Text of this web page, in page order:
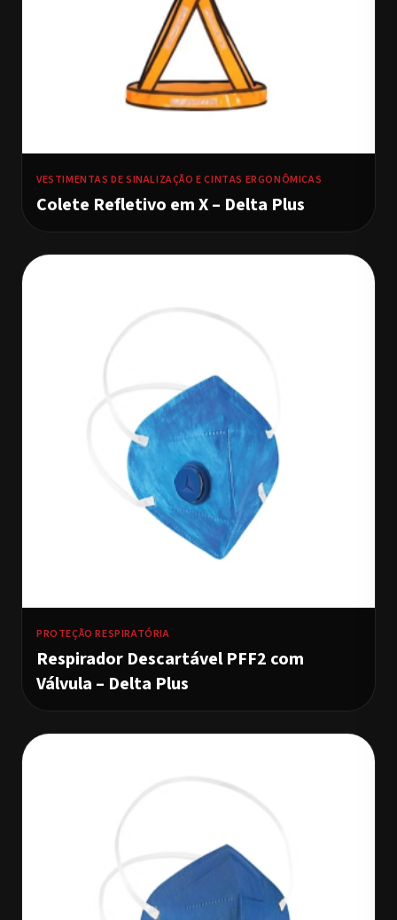
VESTIMENTAS DE SINALIZAÇÃO E CINTAS ERGONÔMICAS
Colete Refletivo em X – Delta Plus
PROTEÇÃO RESPIRATÓRIA
Respirador Descartável PFF2 com
Válvula – Delta Plus